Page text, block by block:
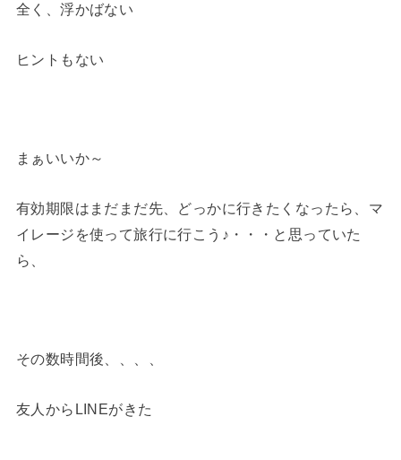
全く、浮かばない
ヒントもない
まぁいいか～
有効期限はまだまだ先、どっかに行きたくなったら、マ
イレージを使って旅行に行こう♪・・・と思っていた
ら、
その数時間後、、、、
友人からLINEがきた